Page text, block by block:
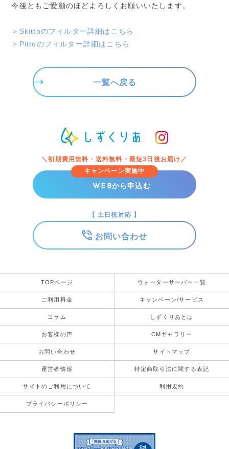
今後ともご愛顧のほどよろしくお願いいたします。
＞Skittoのフィルター詳細はこちら
＞Pittoのフィルター詳細はこちら
trending_flat 一覧へ戻る
＼初期費用無料・送料無料・最短3日後お届け／
WEBから申込む
キャンペーン実施中
【 土日祝対応 】
お問い合わせ
TOPページ ウォーターサーバー一覧
ご利用料金 キャンペーン/サービス
コラム しずくりあとは
お客様の声 CMギャラリー
お問い合わせ サイトマップ
運営者情報 特定商取引法に関する表記
サイトのご利用について 利用規約
プライバシーポリシー